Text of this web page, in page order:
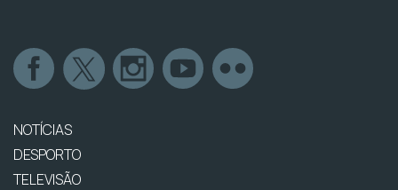
NOTÍCIAS
DESPORTO
TELEVISÃO